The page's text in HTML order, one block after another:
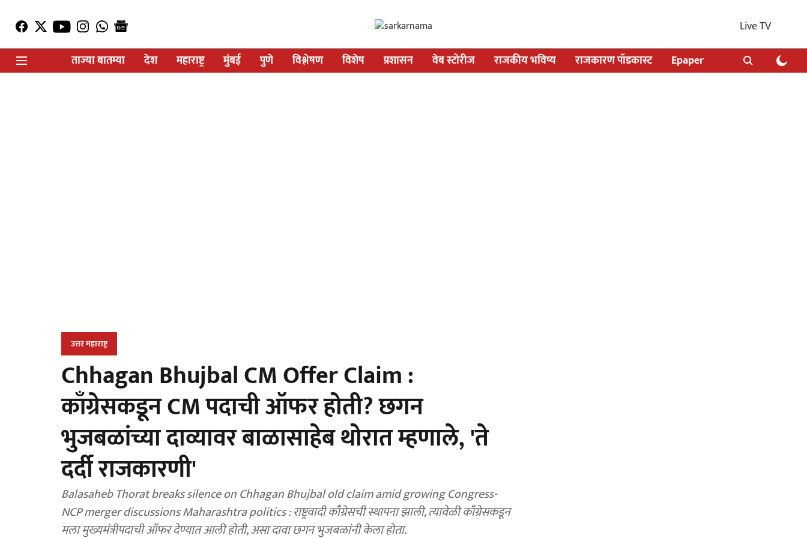
Live TV
ताज्या बातम्या
देश महाराष्ट्र मुंबई पुणे विश्लेषण विशेष प्रशासन वेब स्टोरीज राजकीय भविष्य राजकारण पॉडकास्ट Epaper
उत्तर महाराष्ट्र
Chhagan Bhujbal CM Offer Claim :
काँग्रेसकडून CM पदाची ऑफर होती? छगन
भुजबळांच्या दाव्यावर बाळासाहेब थोरात म्हणाले, 'ते
दर्दी राजकारणी'
Balasaheb Thorat breaks silence on Chhagan Bhujbal old claim amid growing Congress-
NCP merger discussions Maharashtra politics : राष्ट्रवादी काँग्रेसची स्थापना झाली, त्यावेळी काँग्रेसकडून
मला मुख्यमंत्रीपदाची ऑफर देण्यात आली होती, असा दावा छगन भुजबळांनी केला होता.